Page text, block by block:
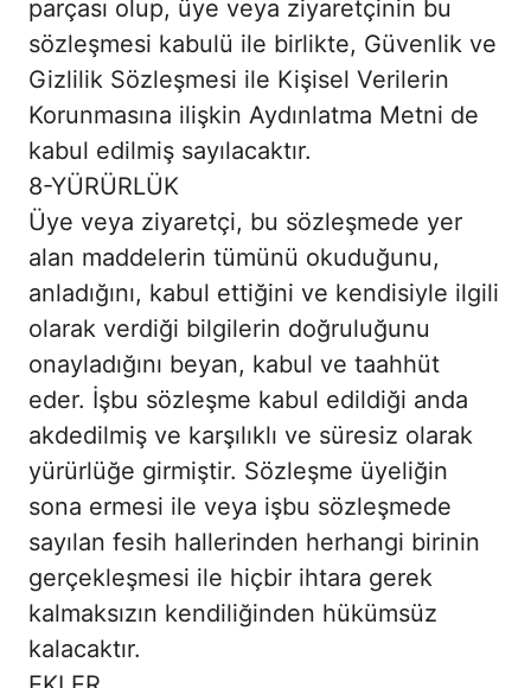
parçası olup, üye veya ziyaretçinin bu
sözleşmesi kabulü ile birlikte, Güvenlik ve
Gizlilik Sözleşmesi ile Kişisel Verilerin
Korunmasına ilişkin Aydınlatma Metni de
kabul edilmiş sayılacaktır.
8-YÜRÜRLÜK
Üye veya ziyaretçi, bu sözleşmede yer
alan maddelerin tümünü okuduğunu,
anladığını, kabul ettiğini ve kendisiyle ilgili
olarak verdiği bilgilerin doğruluğunu
onayladığını beyan, kabul ve taahhüt
eder. İşbu sözleşme kabul edildiği anda
akdedilmiş ve karşılıklı ve süresiz olarak
yürürlüğe girmiştir. Sözleşme üyeliğin
sona ermesi ile veya işbu sözleşmede
sayılan fesih hallerinden herhangi birinin
gerçekleşmesi ile hiçbir ihtara gerek
kalmaksızın kendiliğinden hükümsüz
kalacaktır.